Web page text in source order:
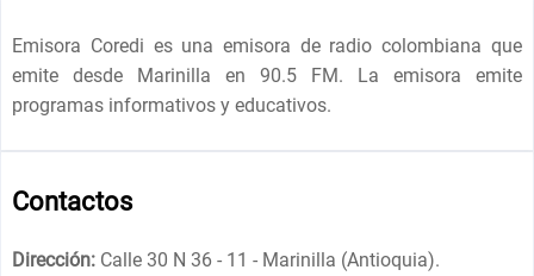
Emisora Coredi es una emisora de radio colombiana que
emite desde Marinilla en 90.5 FM. La emisora emite
programas informativos y educativos.
Contactos
Dirección: Calle 30 N 36 - 11 - Marinilla (Antioquia).